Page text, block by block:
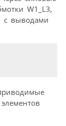
W1_L3,
с выводами